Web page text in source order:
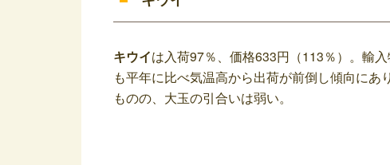
キウイは入荷97％、価格633円（113％）。輸
も平年に比べ気温高から出荷が前倒し傾向に
ものの、大玉の引合いは弱い。